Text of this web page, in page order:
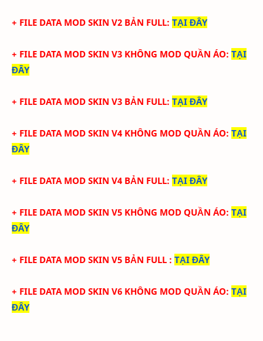
+ FILE DATA MOD SKIN V2 BẢN FULL: TẠI ĐÂY
+ FILE DATA MOD SKIN V3 KHÔNG MOD QUẦN ÁO: TẠI
ĐÂY
+ FILE DATA MOD SKIN V3 BẢN FULL: TẠI ĐÂY
+ FILE DATA MOD SKIN V4 KHÔNG MOD QUẦN ÁO: TẠI
ĐÂY
+ FILE DATA MOD SKIN V4 BẢN FULL: TẠI ĐÂY
+ FILE DATA MOD SKIN V5 KHÔNG MOD QUẦN ÁO: TẠI
ĐÂY
+ FILE DATA MOD SKIN V5 BẢN FULL : TẠI ĐÂY
+ FILE DATA MOD SKIN V6 KHÔNG MOD QUẦN ÁO: TẠI
ĐÂY